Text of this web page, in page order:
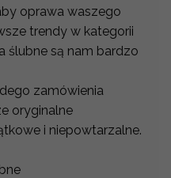
oprawa waszego
trendy w kategorii
ślubne są nam bardzo
zamówienia
oryginalne
i niepowtarzalne.